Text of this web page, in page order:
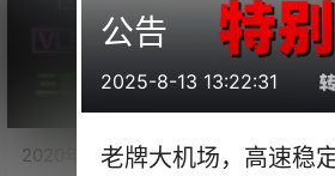
2020年三大流行科学上网协
公告
2025-8-13 13:22:31
老牌大机场，高速稳